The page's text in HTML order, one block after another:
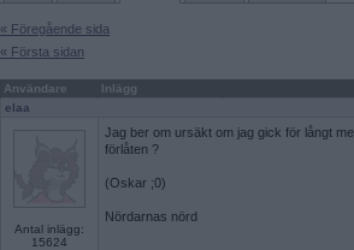
« Föregående sida
« Första sidan
Användare
Inlägg
elaa
Antal inlägg:
15624
Jag ber om ursäkt om jag gick för långt
förlåten ?
(Oskar ;0)
Nördarnas nörd